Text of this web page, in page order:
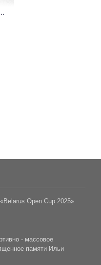
Open Cup 2025»
- массовое
памяти Ильи